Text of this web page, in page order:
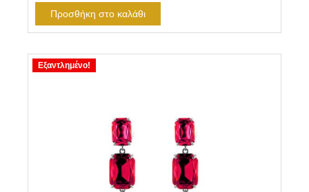
Προσθήκη στο καλάθι
Εξαντλημένο!